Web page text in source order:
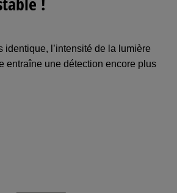
identique, l’intensité de la lumière
entraîne une détection encore plus